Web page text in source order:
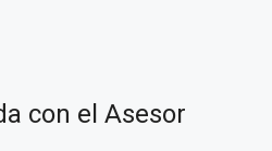
con el Asesor